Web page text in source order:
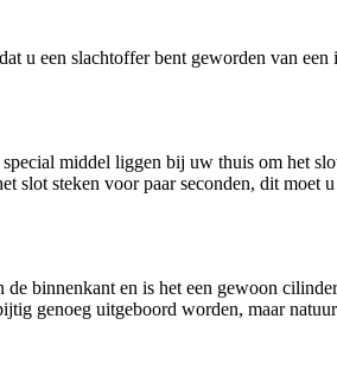
u een slachtoffer bent geworden van
middel liggen bij uw thuis om het
steken voor paar seconden, dit moet
binnenkant en is het een gewoon
genoeg uitgeboord worden, maar